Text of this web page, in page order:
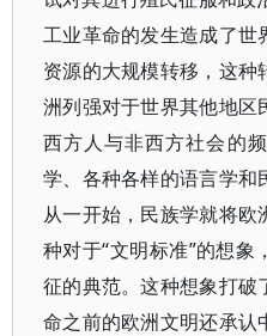
工业革命的发生造成了世
资源的大规模转移，这种
洲列强对于世界其他地区
西方人与非西方社会的
学、各种各样的语言学和
从一开始，民族学就将欧
种对于“文明标准”的想
征的典范。这种想象打破
命之前的欧洲文明还承认